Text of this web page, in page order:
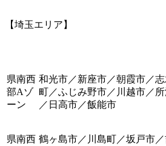
【埼玉エリア】
県南西
部Aゾ
ーン
和光市／新座市／朝霞市／
町／ふじみ野市／川越市／
／日高市／飯能市
県南西 鶴ヶ島市／川島町／坂戸市